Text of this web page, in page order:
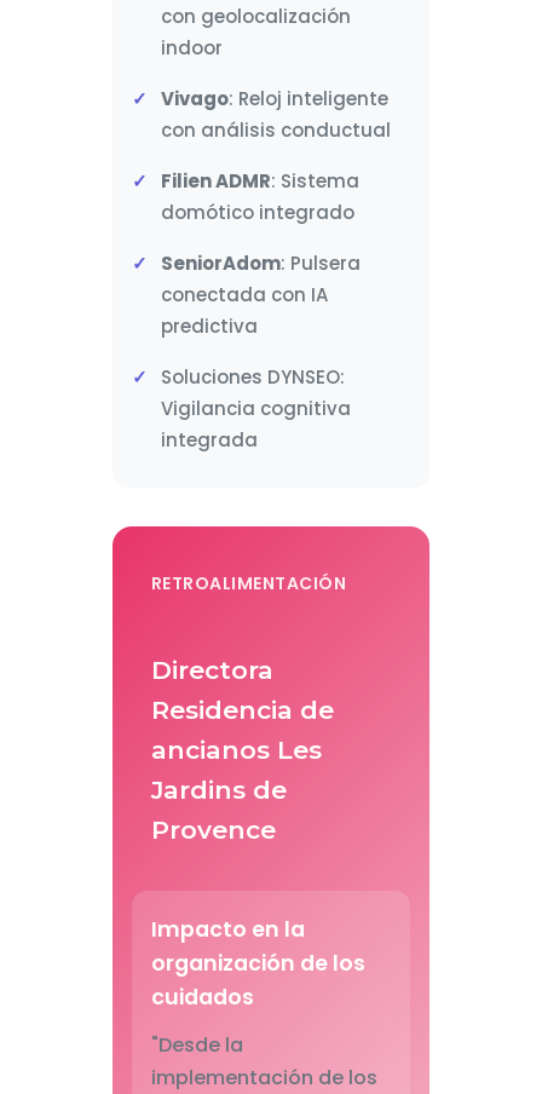
con geolocalización
indoor
Vivago: Reloj inteligente
con análisis conductual
Filien ADMR: Sistema
domótico integrado
SeniorAdom: Pulsera
conectada con IA
predictiva
Soluciones DYNSEO:
Vigilancia cognitiva
integrada
RETROALIMENTACIÓN
Directora
Residencia de
ancianos Les
Jardins de
Provence
Impacto en la
organización de los
cuidados
"Desde la
implementación de los